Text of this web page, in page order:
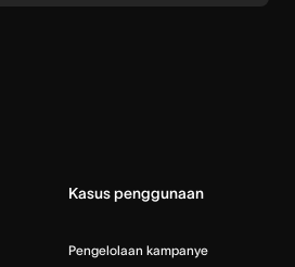
Kasus penggunaan
Pengelolaan kampanye